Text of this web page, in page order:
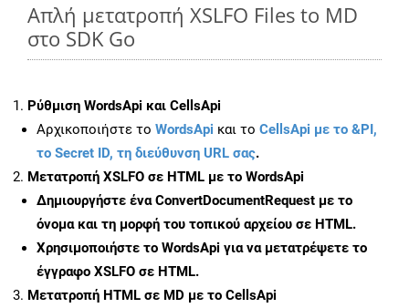
Απλή μετατροπή XSLFO Files to MD
στο SDK Go
Ρύθμιση WordsApi και CellsApi
Αρχικοποιήστε το WordsApi και το CellsApi με το &PI,
το Secret ID, τη διεύθυνση URL σας.
Μετατροπή XSLFO σε HTML με το WordsApi
Δημιουργήστε έναConvertDocumentRequest με το
όνομα και τη μορφή του τοπικού αρχείου σε HTML.
Χρησιμοποιήστε το WordsApi για να μετατρέψετε το
έγγραφο XSLFO σε HTML.
Μετατροπή HTML σε MD με το CellsApi